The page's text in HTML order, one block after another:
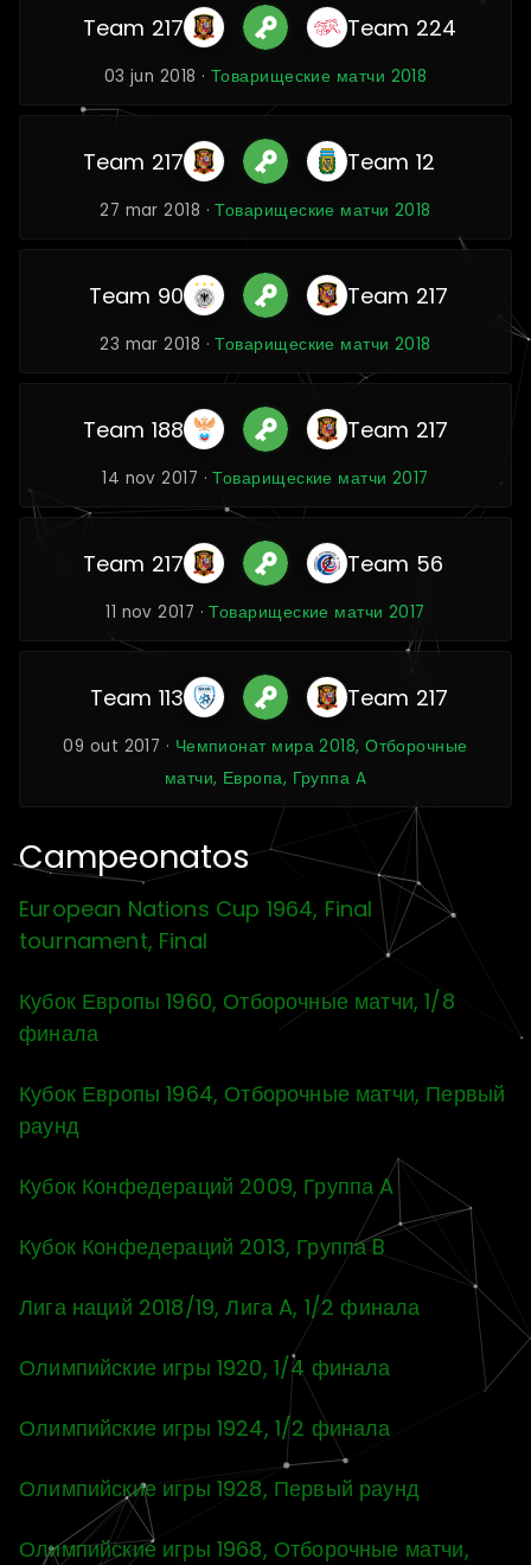
Team 217 Team 224
03 jun 2018 · Товарищеские матчи 2018
Team 217 Team 12
27 mar 2018 ·Товарищеские матчи 2018
Team 90 Team 217
23 mar 2018 ·Товарищеские матчи 2018
Team 188 Team 217
14 nov 2017 ·Товарищеские матчи 2017
Team 217 Team 56
11 nov 2017 ·Товарищеские матчи 2017
Team 113 Team 217
09 out 2017 · Чемпионат мира 2018, Отборочные
матчи, Европа, Группа A
Campeonatos
European Nations Cup 1964, Final
tournament, Final
Кубок Европы 1960, Отборочные матчи, 1/8
финала
Кубок Европы 1964, Отборочные матчи, Первый
раунд
Кубок Конфедераций 2009, Группа A
Кубок Конфедераций 2013, Группа B
Лига наций 2018/19, Лига A, 1/2 финала
Олимпийские игры 1920, 1/4 финала
Олимпийские игры 1924, 1/2 финала
Олимпийские игры 1928, Первый раунд
Олимпийские игры 1968, Отборочные матчи,